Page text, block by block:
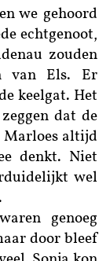
we gehoord
echtgenoot,
zouden
van Els. Er
keelgat. Het
dat de
Marloes altijd
denkt. Niet
wel
genoeg
door bleef